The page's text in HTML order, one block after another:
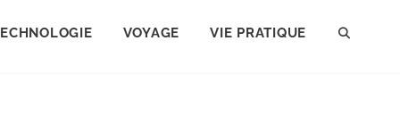
VOYAGE VIE PRATIQUE